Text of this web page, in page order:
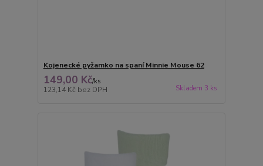
Kojenecké pyžamko na spaní Minnie Mouse 62
149,00 Kč/ks
123,14 Kč bez DPH Skladem 3 ks